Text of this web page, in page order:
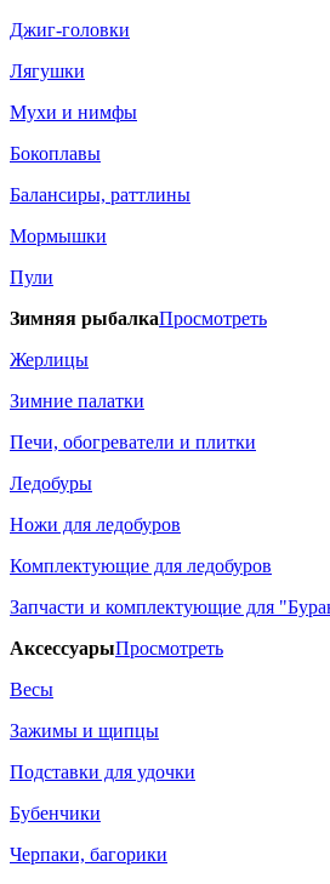
Джиг-головки
Лягушки
Мухи и нимфы
Бокоплавы
Балансиры, раттлины
Мормышки
Пули
Зимняя рыбалкаПросмотреть
Жерлицы
Зимние палатки
Печи, обогреватели и плитки
Ледобуры
Ножи для ледобуров
Комплектующие для ледобуров
Запчасти и комплектующие для
АксессуарыПросмотреть
Весы
Зажимы и щипцы
Подставки для удочки
Бубенчики
Черпаки, багорики